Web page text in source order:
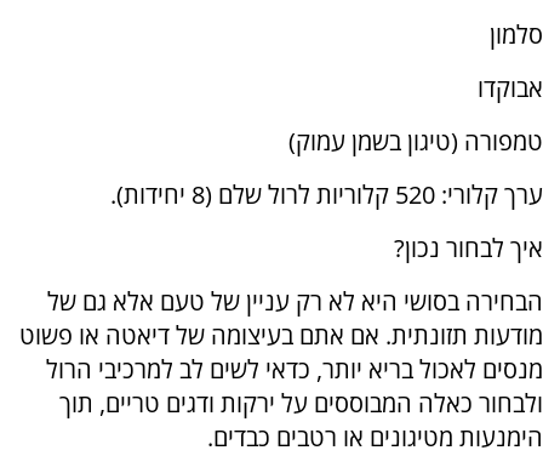
סלמון
אבוקדו
טמפורה (טיגון בשמן עמוק)
ערך קלורי: 520 קלוריות לרול שלם (8 יחידות).
איך לבחור נכון?
הבחירה בסושי היא לא רק עניין של טעם אלא גם של
מודעות תזונתית. אם אתם בעיצומה של דיאטה או פשוט
מנסים לאכול בריא יותר, כדאי לשים לב למרכיבי הרול
ולבחור כאלה המבוססים על ירקות ודגים טריים, תוך
הימנעות מטיגונים או רטבים כבדים.